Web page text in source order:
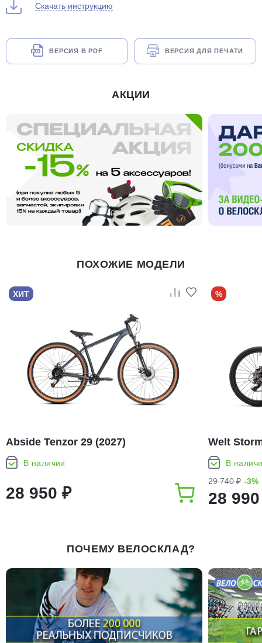
Скачать инструкцию
ВЕРСИЯ В PDF ВЕРСИЯ ДЛЯ ПЕЧАТИ
АКЦИИ
ПОХОЖИЕ МОДЕЛИ
ХИТ
Abside Tenzor 29 (2027)
В наличии
28 950 ₽
%
Welt
В
29 740 ₽ -3%
28
ПОЧЕМУ ВЕЛОСКЛАД?